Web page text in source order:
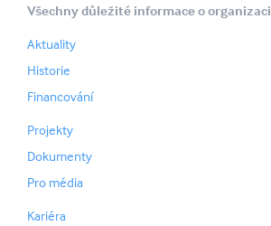
Všechny důležité informace o organizaci
Aktuality
Historie
Financování
Projekty
Dokumenty
Pro média
Kariéra